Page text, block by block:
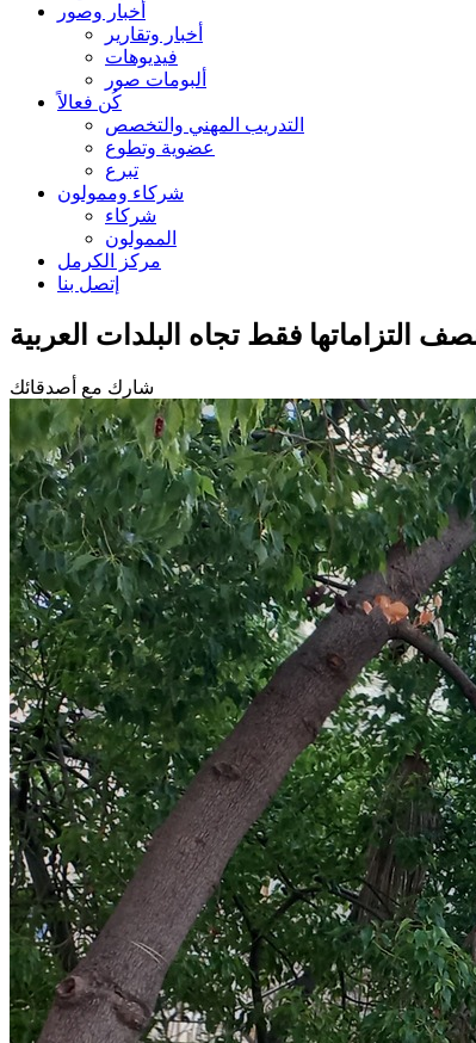
أخبار وصور
أخبار وتقارير
فيديوهات
ألبومات صور
كُن فعالاً
التدريب المهني والتخصص
عضوية وتطوع
تبرع
شركاء وممولون
شركاء
الممولون
مركز الكرمل
إتصل بنا
فقط تجاه البلدات العربية
شارك مع أصدقائك